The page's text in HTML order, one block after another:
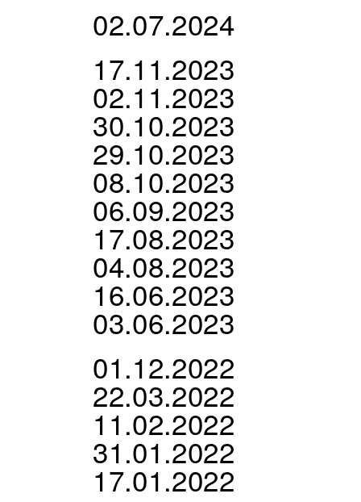
02.07.2024
17.11.2023
02.11.2023
30.10.2023
29.10.2023
08.10.2023
06.09.2023
17.08.2023
04.08.2023
16.06.2023
03.06.2023
01.12.2022
22.03.2022
11.02.2022
31.01.2022
17.01.2022